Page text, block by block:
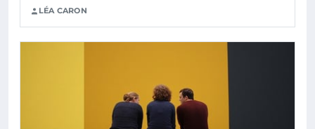
LÉA CARON